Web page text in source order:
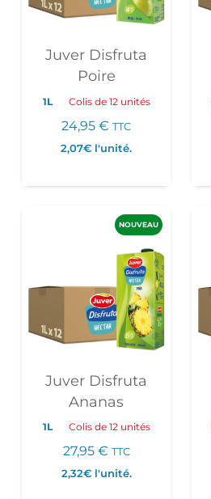
Juver Disfruta
Poire
1L Colis de 12 unités
24,95€ TTC
2,07€ l'unité.
NOUVEAU
Juver Disfruta
Ananas
1L Colis de 12 unités
27,95 € TTC
2,32€l'unité.